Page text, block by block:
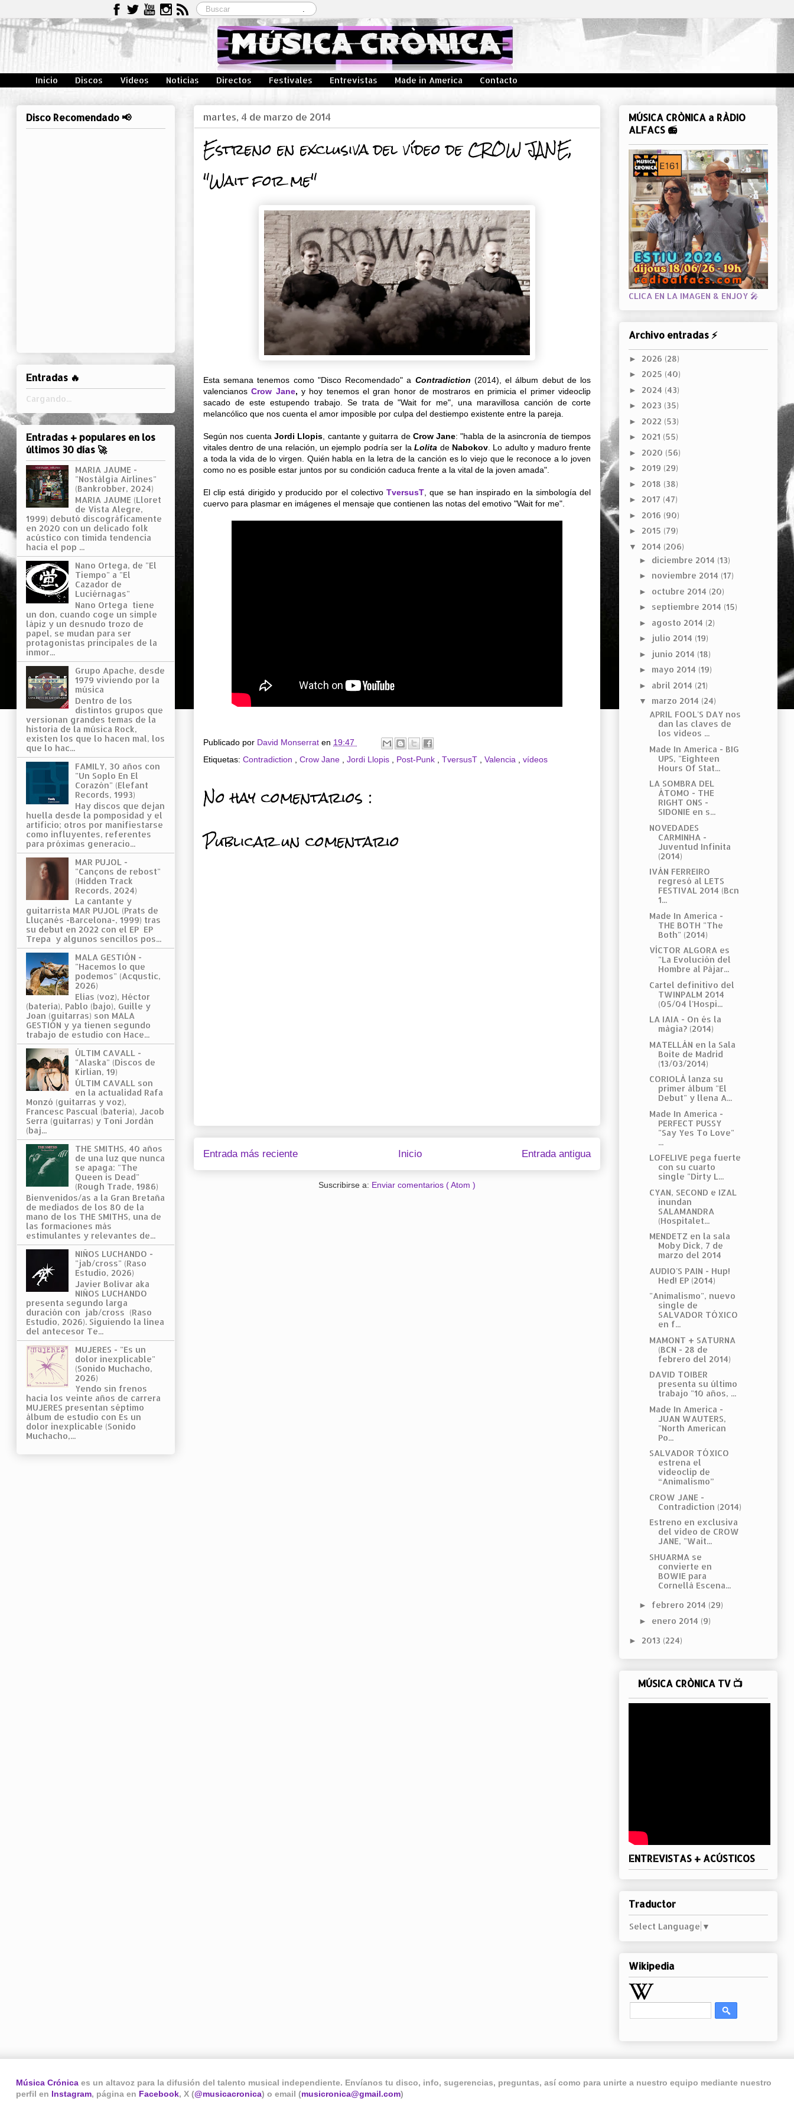
Inicio Discos Vídeos Noticias Directos Festivales Entrevistas Made in America Contacto
martes, 4 de marzo de 2014
Estreno en exclusiva del vídeo de CROW JANE,
"Wait for me"
Esta semana tenemos como "Disco Recomendado" a Contradiction (2014), el álbum debut de los
valencianosCrow Jane,y hoy tenemos el gran honor de mostraros en primicia el primer videoclip
sacado de este estupendo trabajo. Se trata de "Wait for me", una maravillosa canción de corte
melancólico que nos cuenta el amor imposible por culpa del destiempo existente entre la pareja.
Según nos cuenta Jordi Llopis , cantante y guitarra de Crow Jane: "habla de la asincronía de tiempos
vitales dentro de una relación, un ejemplo podría ser laLolita de Nabokov. Lo adulto y maduro frente
a toda la vida de lo virgen. Quién habla en la letra de la canción es lo viejo que le reconoce a lo joven
como no es posible estar juntos por su condición caduca frente a la vital de la joven amada".
El clip está dirigido y producido por el colectivoTversusT que se han inspirado en la simbología del
cuervo para plasmar en imágenes el mensaje que contienen las notas del emotivo "Wait for me".
Publicado por David Monserrat en 19:47
Etiquetas: Contradiction Crow Jane Jordi Llopis Post-Punk TversusT Valencia vídeos
No hay comentarios :
Publicar un comentario
Entrada más reciente Entrada antigua
Inicio
Suscribirse a: Enviar comentarios ( Atom )
Disco Recomendado 📢
Entradas 🔥
Cargando...
Entradas + populares en los
últimos 30 días 🚀
MARIA JAUME -
"Nostàlgia Airlines"
(Bankrobber, 2024)
MARIA JAUME (Lloret
de Vista Alegre,
1999) debutó discográficamente
en 2020 con un delicado folk
acústico con tímida tendencia
hacia el pop ...
Nano Ortega, de "El
Tiempo" a "El
Cazador de
Luciérnagas"
Nano Ortega tiene
un don, cuando coge un simple
lápiz y un desnudo trozo de
papel, se mudan para ser
protagonistas principales de la
inmor...
Grupo Apache, desde
1979 viviendo por la
música
Dentro de los
distintos grupos que
versionan grandes temas de la
historia de la música Rock,
existen los que lo hacen mal, los
que lo hac...
FAMILY, 30 años con
"Un Soplo En El
Corazón" (Elefant
Records, 1993)
Hay discos que dejan
huella desde la pomposidad y el
artificio; otros por manifiestarse
como influyentes, referentes
para próximas generacio...
MAR PUJOL -
"Cançons de rebost"
(Hidden Track
Records, 2024)
La cantante y
guitarrista MAR PUJOL (Prats de
Lluçanés -Barcelona-, 1999) tras
su debut en 2022 con el EP EP
Trepa y algunos sencillos pos...
MALA GESTIÓN -
"Hacemos lo que
podemos" (Acqustic,
2026)
Elías (voz), Héctor
(batería), Pablo (bajo), Guille y
Joan (guitarras) son MALA
GESTIÓN y ya tienen segundo
trabajo de estudio con Hace...
ÚLTIM CAVALL -
"Alaska" (Discos de
Kirlian, 19)
ÚLTIM CAVALL son
en la actualidad Rafa
Monzó (guitarras y voz),
Francesc Pascual (batería), Jacob
Serra (guitarras) y Toni Jordán
(baj...
THE SMITHS, 40 años
de una luz que nunca
se apaga: "The
Queen is Dead"
(Rough Trade, 1986)
Bienvenidos/as a la Gran Bretaña
de mediados de los 80 de la
mano de los THE SMITHS, una de
las formaciones más
estimulantes y relevantes de...
NIÑOS LUCHANDO -
"jab/cross" (Raso
Estudio, 2026)
Javier Bolívar aka
NIÑOS LUCHANDO
presenta segundo larga
duración con jab/cross (Raso
Estudio, 2026). Siguiendo la línea
del antecesor Te...
MUJERES - "Es un
dolor inexplicable"
(Sonido Muchacho,
2026)
Yendo sin frenos
hacia los veinte años de carrera
MUJERES presentan séptimo
álbum de estudio con Es un
dolor inexplicable (Sonido
Muchacho,...
MÚSICA CRÒNICA a RÀDIO
ALFACS 📻
CLICA EN LA IMAGEN & ENJOY 🎤
Archivo entradas ⚡
► 2026 (28)
► 2025 (40)
► 2024 (43)
► 2023 (35)
► 2022 (53)
► 2021 (55)
► 2020 (56)
► 2019 (29)
► 2018 (38)
► 2017 (47)
► 2016 (90)
► 2015 (79)
▼ 2014 (206)
► diciembre 2014 (13)
► noviembre 2014 (17)
► octubre 2014 (20)
► septiembre 2014 (15)
► agosto 2014 (2)
► julio 2014 (19)
► junio 2014 (18)
► mayo 2014 (19)
► abril 2014 (21)
▼ marzo 2014 (24)
APRIL FOOL'S DAY nos
dan las claves de
los vídeos ...
Made In America - BIG
UPS, "Eighteen
Hours Of Stat...
LA SOMBRA DEL
ÁTOMO - THE
RIGHT ONS -
SIDONIE en s...
NOVEDADES
CARMINHA -
Juventud Infinita
(2014)
IVÁN FERREIRO
regresó al LETS
FESTIVAL 2014 (Bcn
1...
Made In America -
THE BOTH "The
Both" (2014)
VÍCTOR ALGORA es
"La Evolución del
Hombre al Pájar...
Cartel definitivo del
TWINPALM 2014
(05/04 l'Hospi...
LA IAIA - On és la
màgia? (2014)
MATELLÁN en la Sala
Boite de Madrid
(13/03/2014)
CORIOLÀ lanza su
primer álbum "El
Debut" y llena A...
Made In America -
PERFECT PUSSY
"Say Yes To Love"
...
LOFELIVE pega fuerte
con su cuarto
single "Dirty L...
CYAN, SECOND e IZAL
inundan
SALAMANDRA
(Hospitalet...
MENDETZ en la sala
Moby Dick, 7 de
marzo del 2014
AUDIO'S PAIN - Hup!
Hed! EP (2014)
"Animalismo", nuevo
single de
SALVADOR TÓXICO
en f...
MAMONT + SATURNA
(BCN - 28 de
febrero del 2014)
DAVID TOIBER
presenta su último
trabajo "10 años, ...
Made In America -
JUAN WAUTERS,
"North American
Po...
SALVADOR TÓXICO
estrena el
videoclip de
“Animalismo”
CROW JANE -
Contradiction (2014)
Estreno en exclusiva
del vídeo de CROW
JANE, "Wait...
SHUARMA se
convierte en
BOWIE para
Cornellá Escena...
► febrero 2014 (29)
► enero 2014 (9)
► 2013 (224)
MÚSICA CRÒNICA TV 📺
ENTREVISTAS + ACÚSTICOS
Traductor
Select Language ▼
Wikipedia
Música Crónica es un altavoz para la difusión del talento musical independiente. Envíanos tu disco, info, sugerencias, preguntas, así como para unirte a nuestro equipo mediante nuestro
perfil en Instagram, página en Facebook, X (@musicacronica) o email (musicronica@gmail.com)